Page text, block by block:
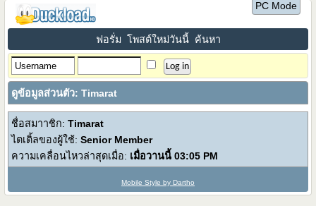
PC Mode
ฟอรั่ม โพสต์ใหม่วันนี้ ค้นหา
ดูข้อมูลส่วนตัว: Timarat
ชื่อสมาาชิก:Timarat
ไตเติ้ลของผู้ใช้:Senior Member
ความเคลื่อนไหวล่าสุดเมื่อ: เมื่อวานนี้03:05 PM
Mobile Style by Dartho